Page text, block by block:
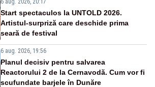
Start spectaculos la UNTOLD 2026.
Artistul-surpriză care deschide prima
seară de festival
6 aug. 2026, 19:56
Planul decisiv pentru salvarea
Reactorului 2 de la Cernavodă. Cum vor fi
scufundate barjele în Dunăre